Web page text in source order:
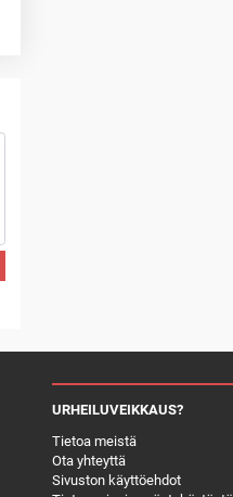
URHEILUVEIKKAUS?
Tietoa meistä
Ota yhteyttä
Sivuston käyttöehdot